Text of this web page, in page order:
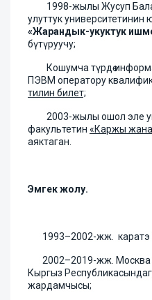
1998-жылы Жусуп
улуттук
«Жарандык-укуктук
бүтүруучу;
Кошумча түрдө
ПЭВМ оператору
тилин билет;
2003-жылы ошол эле
факультетин «Каржы жана
аяктаган.
Эмгек жолу.
1993–2002-жж. каратэ
2002–2019-жж. Москва
Кыргыз
жардамчысы;